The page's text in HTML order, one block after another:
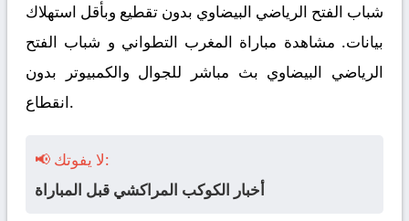
شباب الفتح الرياضي البيضاوي بدون تقطيع وبأقل استهلاك
بيانات. مشاهدة مباراة المغرب التطواني و شباب الفتح
الرياضي البيضاوي بث مباشر للجوال والكمبيوتر بدون
انقطاع.
📢 لا يفوتك:
أخبار الكوكب المراكشي قبل المباراة